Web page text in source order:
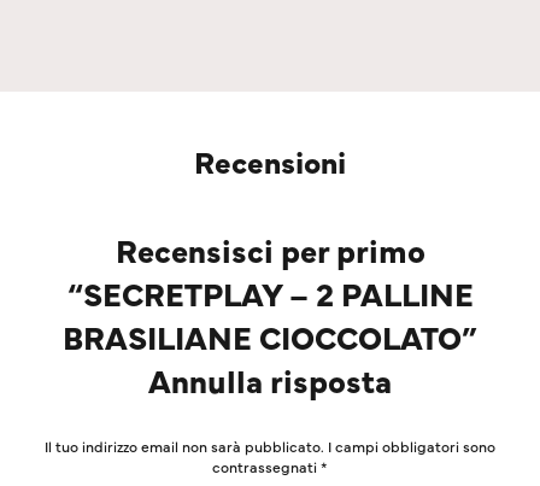
Recensioni
Recensisci per primo
“SECRETPLAY – 2 PALLINE
BRASILIANE CIOCCOLATO”
Annulla risposta
Il tuo indirizzo email non sarà pubblicato. I campi obbligatori sono
contrassegnati*